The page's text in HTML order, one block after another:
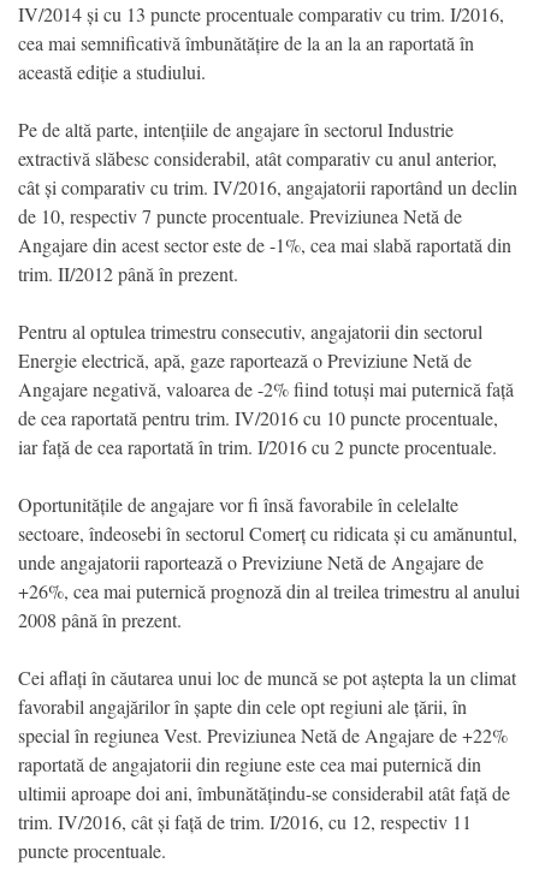
IV/2014 și cu 13 puncte procentuale comparativ cu trim. I/2016,
cea mai semnificativă îmbunătățire de la an la an raportată în
această ediție a studiului.
Pe de altă parte, intențiile de angajare în sectorul Industrie
extractivă slăbesc considerabil, atât comparativ cu anul anterior,
cât și comparativ cu trim. IV/2016, angajatorii raportând un declin
de 10, respectiv 7 puncte procentuale. Previziunea Netă de
Angajare din acest sector este de -1%, cea mai slabă raportată din
trim. II/2012 până în prezent.
Pentru al optulea trimestru consecutiv, angajatorii din sectorul
Energie electrică, apă, gaze raportează o Previziune Netă de
Angajare negativă, valoarea de -2% fiind totuși mai puternică față
de cea raportată pentru trim. IV/2016 cu 10 puncte procentuale,
iar față de cea raportată în trim. I/2016 cu 2 puncte procentuale.
Oportunitățile de angajare vor fi însă favorabile în celelalte
sectoare, îndeosebi în sectorul Comerț cu ridicata și cu amănuntul,
unde angajatorii raportează o Previziune Netă de Angajare de
+26%, cea mai puternică prognoză din al treilea trimestru al anului
2008 până în prezent.
Cei aflați în căutarea unui loc de muncă se pot aștepta la un climat
favorabil angajărilor în șapte din cele opt regiuni ale țării, în
special în regiunea Vest. Previziunea Netă de Angajare de +22%
raportată de angajatorii din regiune este cea mai puternică din
ultimii aproape doi ani, îmbunătățindu-se considerabil atât față de
trim. IV/2016, cât și față de trim. I/2016, cu 12, respectiv 11
puncte procentuale.